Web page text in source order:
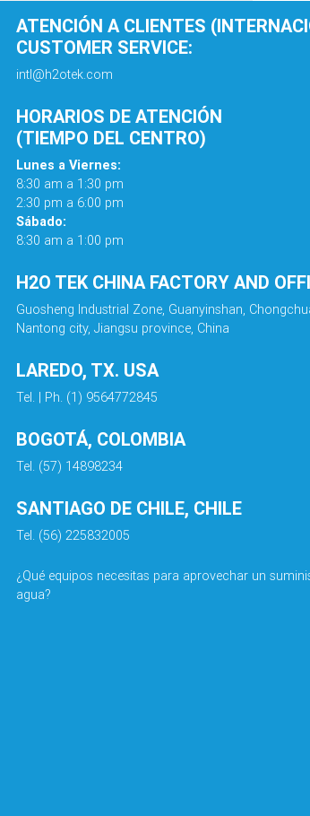
ATENCIÓN A CLIENTES
CUSTOMER SERVICE:
intl@h2otek.com
HORARIOS DE ATENCIÓN
(TIEMPO DEL CENTRO)
Lunes a Viernes:
8:30 am a 1:30 pm
2:30 pm a 6:00 pm
Sábado:
8:30 am a 1:00 pm
H2O TEK CHINA FACTORY AND
Guosheng Industrial Zone, Guanyinshan,
Nantong city, Jiangsu province, China
LAREDO, TX. USA
Tel. | Ph. (1) 9564772845
BOGOTÁ, COLOMBIA
Tel. (57) 14898234
SANTIAGO DE CHILE, CHILE
Tel. (56) 225832005
¿Qué equipos necesitas para aprovechar un
agua?